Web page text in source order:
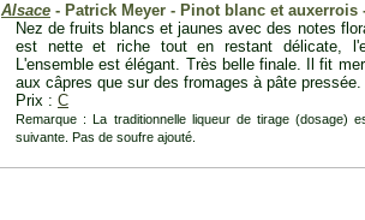
Alsace - Patrick Meyer - Pinot blanc et auxerrois
Nez de fruits blancs et jaunes avec des notes
est nette et riche tout en restant délicate,
L'ensemble est élégant. Très belle finale. Il fit
aux câpres que sur des fromages à pâte pressée.
Prix : C
Remarque : La traditionnelle liqueur de tirage
suivante. Pas de soufre ajouté.